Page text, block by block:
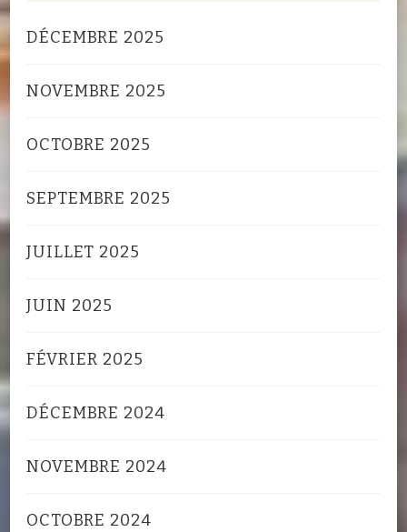
DÉCEMBRE 2025
NOVEMBRE 2025
OCTOBRE 2025
SEPTEMBRE 2025
JUILLET 2025
JUIN 2025
FÉVRIER 2025
DÉCEMBRE 2024
NOVEMBRE 2024
OCTOBRE 2024